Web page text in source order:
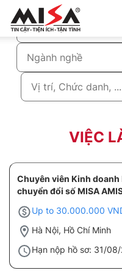
VIỆC
Chuyên viên Kinh doanh
chuyển đổi số MISA
Up to 30.000.000
Hà Nội, Hồ Chí Minh
Hạn nộp hồ sơ: 31/